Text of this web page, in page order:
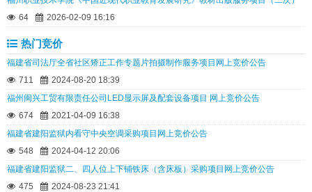
64
2026-02-09 16:16
热门竞价
福建省司法厅全省社区矫正工作专题片拍摄制作服务项目网上竞价公告
711
2024-08-20 18:39
福州闽兴工贸有限责任公司LED显示屏及配套设备项目 网上竞价公告
674
2021-04-09 16:38
福建省建阳监狱内看守中央空调采购项目网上竞价公告
548
2024-04-12 20:06
福建省建阳监狱二、四人位上下铺铁床（含床板）采购项目网上竞价公告
475
2024-08-23 21:41